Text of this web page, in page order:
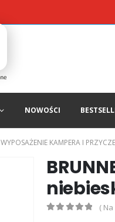
NOWOŚCI
WYPOSAŻENIE KAMPERA I
(